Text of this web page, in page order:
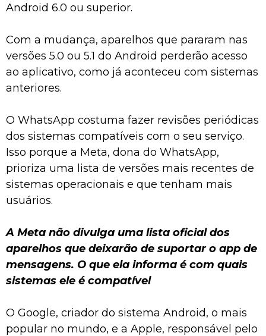
Android 6.0 ou superior.
Com a mudança, aparelhos que pararam nas
versões 5.0 ou 5.1 do Android perderão acesso
ao aplicativo, como já aconteceu com sistemas
anteriores.
O WhatsApp costuma fazer revisões periódicas
dos sistemas compatíveis com o seu serviço.
Isso porque a Meta, dona do WhatsApp,
prioriza uma lista de versões mais recentes de
sistemas operacionais e que tenham mais
usuários.
A Meta não divulga uma lista oficial dos
aparelhos que deixarão de suportar o app de
mensagens. O que ela informa é com quais
sistemas ele é compatível
O Google, criador do sistema Android, o mais
popular no mundo, e a Apple, responsável pelo